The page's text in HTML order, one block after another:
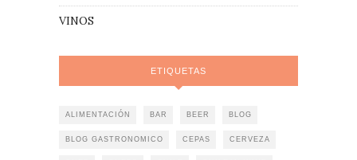
VINOS
ETIQUETAS
ALIMENTACIÓN BAR BEER BLOG
BLOG GASTRONOMICO CEPAS CERVEZA